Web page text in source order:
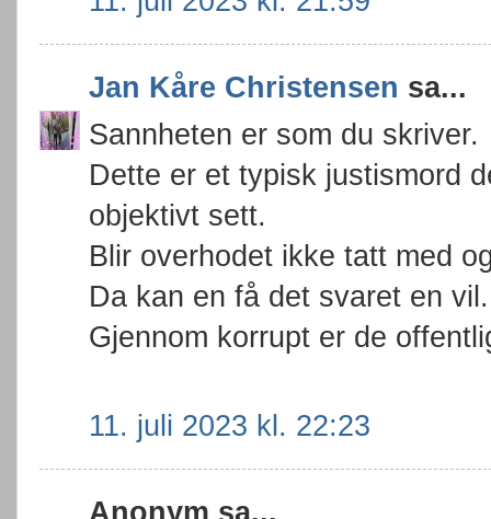
Jan Kåre Christensen sa...
Sannheten er som du skriver.
Dette er et typisk justismord
objektivt sett.
Blir overhodet ikke tatt med
Da kan en få det svaret en vil.
Gjennom korrupt er de
11. juli 2023 kl. 22:23
Anonym sa...